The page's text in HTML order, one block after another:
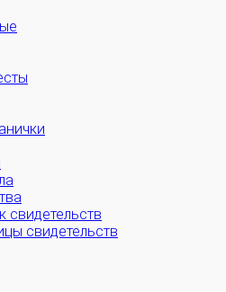
свидетельств
свидетельств